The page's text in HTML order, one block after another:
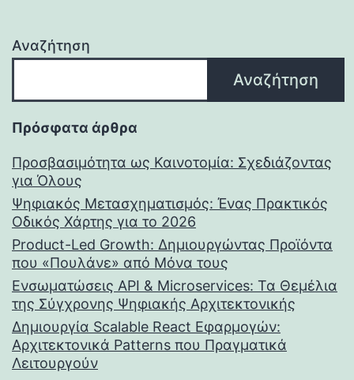
Αναζήτηση
Αναζήτηση
Πρόσφατα άρθρα
Προσβασιμότητα ως Καινοτομία: Σχεδιάζοντας
για Όλους
Ψηφιακός Μετασχηματισμός: Ένας Πρακτικός
Οδικός Χάρτης για το 2026
Product-Led Growth: Δημιουργώντας Προϊόντα
που «Πουλάνε» από Μόνα τους
Ενσωματώσεις API & Microservices: Τα Θεμέλια
της Σύγχρονης Ψηφιακής Αρχιτεκτονικής
Δημιουργία Scalable React Εφαρμογών:
Αρχιτεκτονικά Patterns που Πραγματικά
Λειτουργούν